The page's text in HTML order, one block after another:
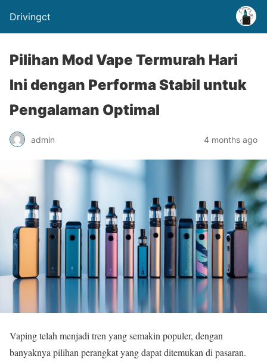
Drivingct
Pilihan Mod Vape Termurah Hari
Ini dengan Performa Stabil untuk
Pengalaman Optimal
admin 4 months ago
Vaping telah menjadi tren yang semakin populer, dengan
banyaknya pilihan perangkat yang dapat ditemukan di pasaran.